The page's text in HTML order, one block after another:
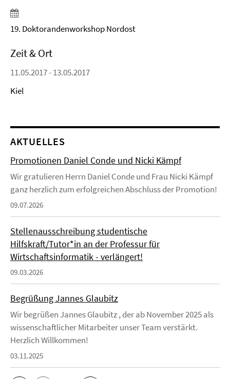
19. Doktorandenworkshop Nordost
Zeit & Ort
11.05.2017 - 13.05.2017
Kiel
AKTUELLES
Promotionen Daniel Conde und Nicki Kämpf
Wir gratulieren Herrn Daniel Conde und Frau Nicki Kämpf
ganz herzlich zum erfolgreichen Abschluss der Promotion!
09.07.2026
Stellenausschreibung studentische
Hilfskraft/Tutor*in an der Professur für
Wirtschaftsinformatik - verlängert!
09.03.2026
Begrüßung Jannes Glaubitz
Wir begrüßen Jannes Glaubitz , der ab November 2025 als
wissenschaftlicher Mitarbeiter unser Team verstärkt.
Herzlich Willkommen!
03.11.2025